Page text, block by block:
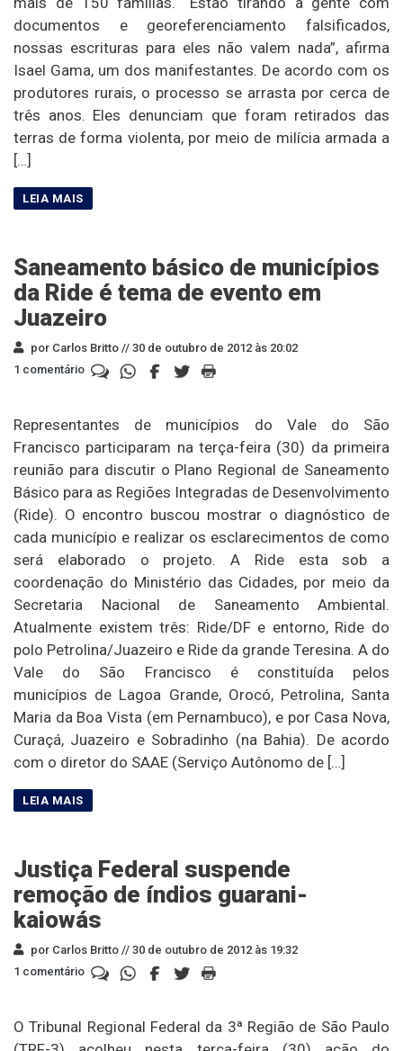
documentos e georeferenciamento falsificados,
nossas escrituras para eles não valem nada”, afirma
Isael Gama, um dos manifestantes. De acordo com os
produtores rurais, o processo se arrasta por cerca de
três anos. Eles denunciam que foram retirados das
terras de forma violenta, por meio de milícia armada a
[…]
Saneamento básico de municípios
da Ride é tema de evento em
Juazeiro
por Carlos Britto // 30 de outubro de 2012 às 20:02
1 comentário
Representantes de municípios do Vale do São
Francisco participaram na terça-feira (30) da primeira
reunião para discutir o Plano Regional de Saneamento
Básico para as Regiões Integradas de Desenvolvimento
(Ride). O encontro buscou mostrar o diagnóstico de
cada município e realizar os esclarecimentos de como
será elaborado o projeto. A Ride esta sob a
coordenação do Ministério das Cidades, por meio da
Secretaria Nacional de Saneamento Ambiental.
Atualmente existem três: Ride/DF e entorno, Ride do
polo Petrolina/Juazeiro e Ride da grande Teresina. A do
Vale do São Francisco é constituída pelos
municípios de Lagoa Grande, Orocó, Petrolina, Santa
Maria da Boa Vista (em Pernambuco), e por Casa Nova,
Curaçá, Juazeiro e Sobradinho (na Bahia). De acordo
com o diretor do SAAE (Serviço Autônomo de […]
Justiça Federal suspende
remoção de índios guarani-
kaiowás
por Carlos Britto // 30 de outubro de 2012 às 19:32
1 comentário
O Tribunal Regional Federal da 3ª Região de São Paulo